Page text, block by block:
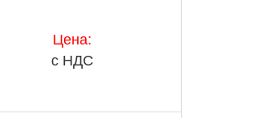
Цена:
с НДС